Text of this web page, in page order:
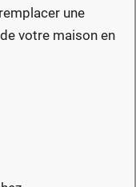
une
votre maison en